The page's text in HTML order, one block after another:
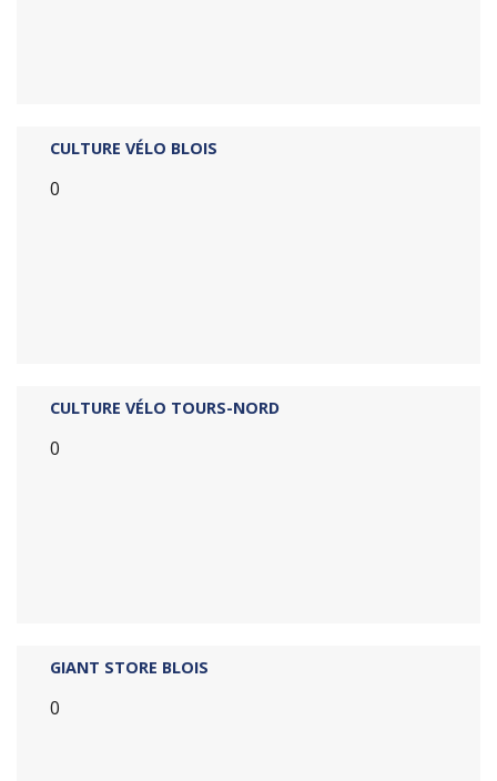
CULTURE VÉLO BLOIS
0
CULTURE VÉLO TOURS-NORD
0
GIANT STORE BLOIS
0